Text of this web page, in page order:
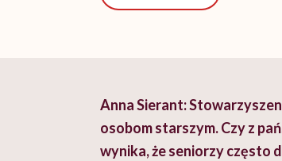
Anna Sierant:
osobom starszym. Czy z
wynika, że seniorzy często